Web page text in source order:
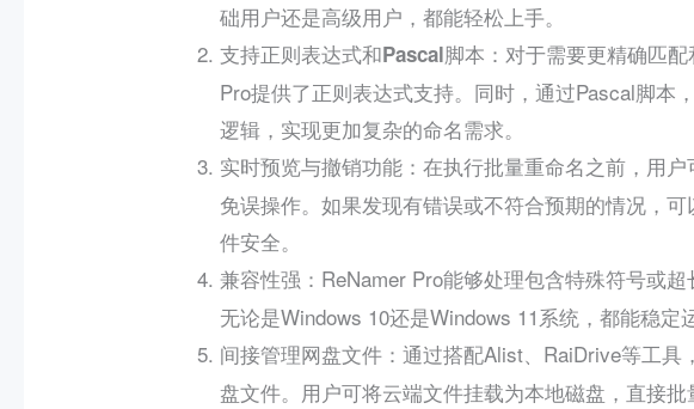
础用户还是高级用户，都能轻松上手。
支持正则表达式和Pascal脚本 ：对于需要更精确匹
Pro提供了正则表达式支持。同时，通过Pascal脚本
逻辑，实现更加复杂的命名需求。
实时预览与撤销功能 ：在执行批量重命名之前，用
免误操作。如果发现有错误或不符合预期的情况，
件安全。
兼容性强 ：ReNamer Pro能够处理包含特殊符号或
无论是Windows 10还是Windows 11系统，都能稳定
间接管理网盘文件 ：通过搭配Alist、RaiDrive等工
盘文件。用户可将云端文件挂载为本地磁盘，直接